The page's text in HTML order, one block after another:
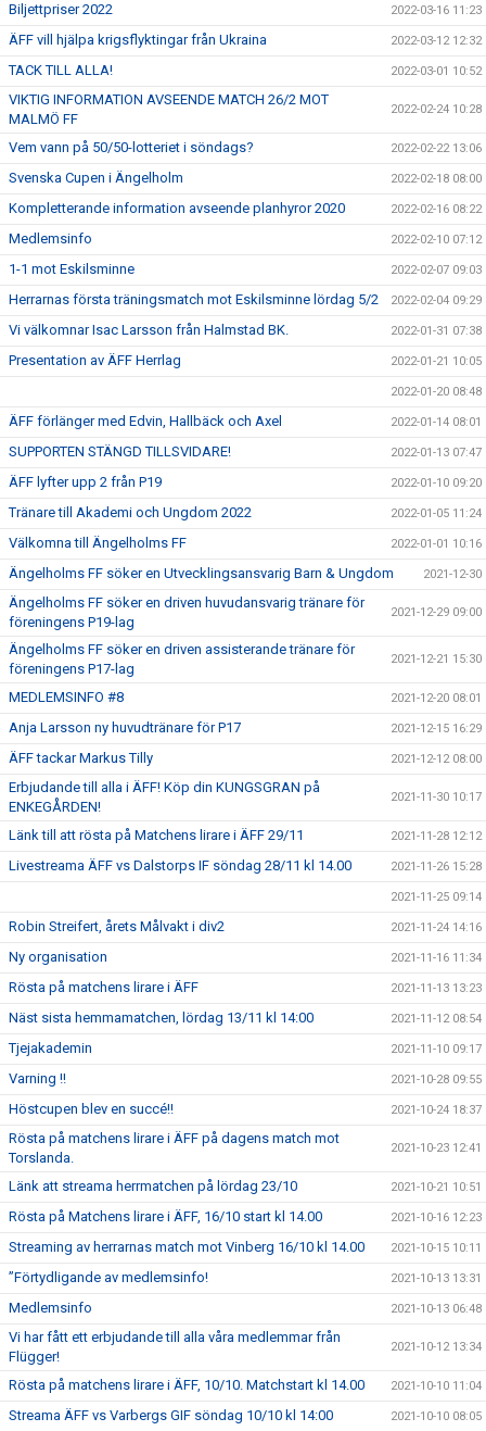
Biljettpriser 2022 2022-03-16 11:23
ÄFF vill hjälpa krigsflyktingar från Ukraina 2022-03-12 12:32
TACK TILL ALLA! 2022-03-01 10:52
VIKTIG INFORMATION AVSEENDE MATCH 26/2 MOT
MALMÖ FF
2022-02-24 10:28
Vem vann på 50/50-lotteriet i söndags? 2022-02-22 13:06
Svenska Cupen i Ängelholm 2022-02-18 08:00
Kompletterande information avseende planhyror 2020 2022-02-16 08:22
Medlemsinfo 2022-02-10 07:12
1-1 mot Eskilsminne 2022-02-07 09:03
Herrarnas första träningsmatch mot Eskilsminne lördag 5/2 2022-02-04 09:29
Vi välkomnar Isac Larsson från Halmstad BK. 2022-01-31 07:38
Presentation av ÄFF Herrlag 2022-01-21 10:05
2022-01-20 08:48
ÄFF förlänger med Edvin, Hallbäck och Axel 2022-01-14 08:01
SUPPORTEN STÄNGD TILLSVIDARE! 2022-01-13 07:47
ÄFF lyfter upp 2 från P19 2022-01-10 09:20
Tränare till Akademi och Ungdom 2022 2022-01-05 11:24
Välkomna till Ängelholms FF 2022-01-01 10:16
Ängelholms FF söker en Utvecklingsansvarig Barn & Ungdom 2021-12-30
Ängelholms FF söker en driven huvudansvarig tränare för
föreningens P19-lag
2021-12-29 09:00
Ängelholms FF söker en driven assisterande tränare för
föreningens P17-lag
2021-12-21 15:30
MEDLEMSINFO #8 2021-12-20 08:01
Anja Larsson ny huvudtränare för P17 2021-12-15 16:29
ÄFF tackar Markus Tilly 2021-12-12 08:00
Erbjudande till alla i ÄFF! Köp din KUNGSGRAN på
ENKEGÅRDEN!
2021-11-30 10:17
Länk till att rösta på Matchens lirare i ÄFF 29/11 2021-11-28 12:12
Livestreama ÄFF vs Dalstorps IF söndag 28/11 kl 14.00 2021-11-26 15:28
2021-11-25 09:14
Robin Streifert, årets Målvakt i div2 2021-11-24 14:16
Ny organisation 2021-11-16 11:34
Rösta på matchens lirare i ÄFF 2021-11-13 13:23
Näst sista hemmamatchen, lördag 13/11 kl 14:00 2021-11-12 08:54
Tjejakademin 2021-11-10 09:17
Varning !! 2021-10-28 09:55
Höstcupen blev en succé!! 2021-10-24 18:37
Rösta på matchens lirare i ÄFF på dagens match mot
Torslanda.
2021-10-23 12:41
Länk att streama herrmatchen på lördag 23/10 2021-10-21 10:51
Rösta på Matchens lirare i ÄFF, 16/10 start kl 14.00 2021-10-16 12:23
Streaming av herrarnas match mot Vinberg 16/10 kl 14.00 2021-10-15 10:11
”Förtydligande av medlemsinfo! 2021-10-13 13:31
Medlemsinfo 2021-10-13 06:48
Vi har fått ett erbjudande till alla våra medlemmar från
Flügger!
2021-10-12 13:34
Rösta på matchens lirare i ÄFF, 10/10. Matchstart kl 14.00 2021-10-10 11:04
Streama ÄFF vs Varbergs GIF söndag 10/10 kl 14:00 2021-10-10 08:05